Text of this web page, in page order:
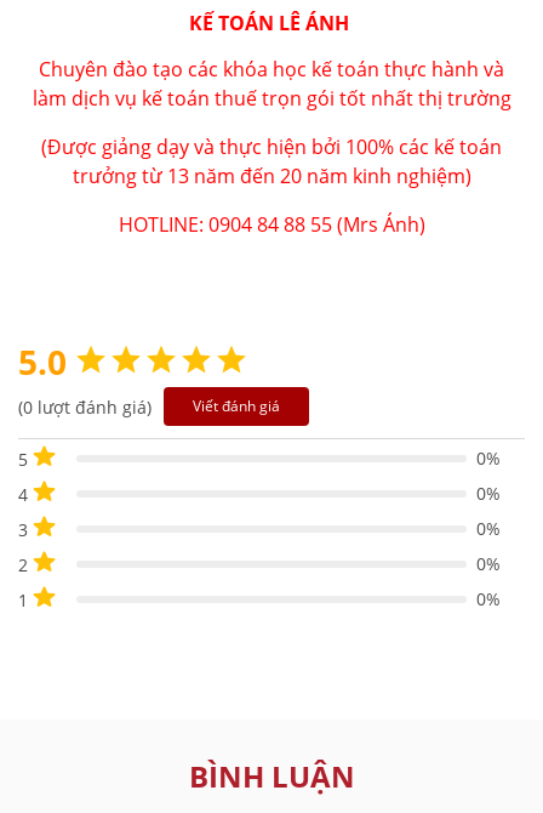
KẾ TOÁN LÊ ÁNH
Chuyên đào tạo các khóa học kế toán thực hành và
làm dịch vụ kế toán thuế trọn gói tốt nhất thị trường
(Được giảng dạy và thực hiện bởi 100% các kế toán
trưởng từ 13 năm đến 20 năm kinh nghiệm)
HOTLINE: 0904 84 88 55 (Mrs Ánh)
5.0
(0 lượt đánh giá) Viết đánh giá
5
0%
4
0%
3
0%
2
0%
1
0%
BÌNH LUẬN